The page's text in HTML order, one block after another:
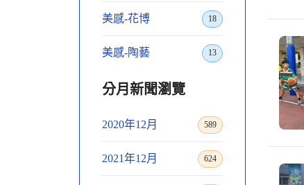
美感-花博 18
美感-陶藝 13
分月新聞瀏覽
2020年12月 589
2021年12月 624